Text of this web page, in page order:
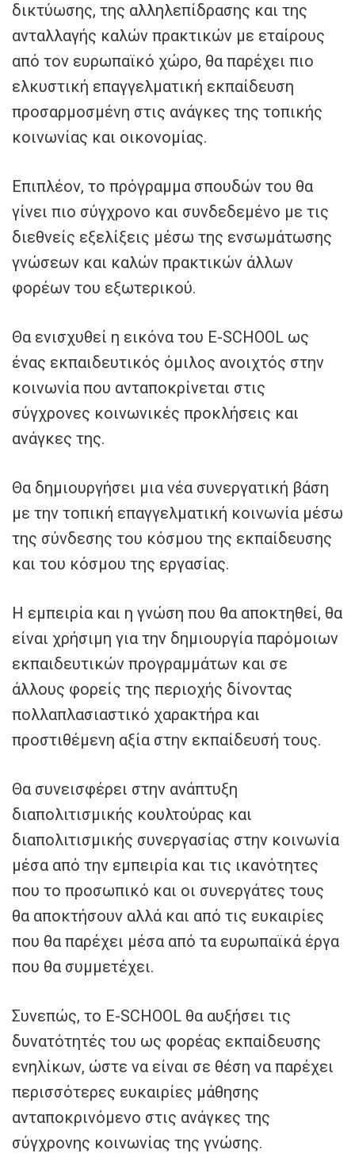
δικτύωσης, της αλληλεπίδρασης και της
ανταλλαγής καλών πρακτικών με εταίρους
από τον ευρωπαϊκό χώρο, θα παρέχει πιο
ελκυστική επαγγελματική εκπαίδευση
προσαρμοσμένη στις ανάγκες της τοπικής
κοινωνίας και οικονομίας.
Επιπλέον, το πρόγραμμα σπουδών του θα
γίνει πιο σύγχρονο και συνδεδεμένο με τις
διεθνείς εξελίξεις μέσω της ενσωμάτωσης
γνώσεων και καλών πρακτικών άλλων
φορέων του εξωτερικού.
Θα ενισχυθεί η εικόνα του E-SCHOOL ως
ένας εκπαιδευτικός όμιλος ανοιχτός στην
κοινωνία που ανταποκρίνεται στις
σύγχρονες κοινωνικές προκλήσεις και
ανάγκες της.
Θα δημιουργήσει μια νέα συνεργατική βάση
με την τοπική επαγγελματική κοινωνία μέσω
της σύνδεσης του κόσμου της εκπαίδευσης
και του κόσμου της εργασίας.
Η εμπειρία και η γνώση που θα αποκτηθεί, θα
είναι χρήσιμη για την δημιουργία παρόμοιων
εκπαιδευτικών προγραμμάτων και σε
άλλους φορείς της περιοχής δίνοντας
πολλαπλασιαστικό χαρακτήρα και
προστιθέμενη αξία στην εκπαίδευσή τους.
Θα συνεισφέρει στην ανάπτυξη
διαπολιτισμικής κουλτούρας και
διαπολιτισμικής συνεργασίας στην κοινωνία
μέσα από την εμπειρία και τις ικανότητες
που το προσωπικό και οι συνεργάτες τους
θα αποκτήσουν αλλά και από τις ευκαιρίες
που θα παρέχει μέσα από τα ευρωπαϊκά έργα
που θα συμμετέχει.
Συνεπώς, το E-SCHOOL θα αυξήσει τις
δυνατότητές του ως φορέας εκπαίδευσης
ενηλίκων, ώστε να είναι σε θέση να παρέχει
περισσότερες ευκαιρίες μάθησης
ανταποκρινόμενο στις ανάγκες της
σύγχρονης κοινωνίας της γνώσης.